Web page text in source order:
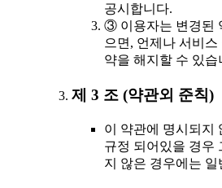
공시합니다.
③ 이용자는 변경된
으면, 언제나 서비스
약을 해지할 수 있습
제 3 조 (약관외 준칙)
이 약관에 명시되지
규정 되어있을 경우
지 않은 경우에는